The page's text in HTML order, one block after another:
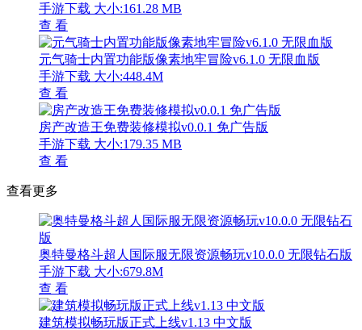
手游下载 大小:161.28 MB
查 看
元气骑士内置功能版像素地牢冒险v6.1.0 无限血版
手游下载 大小:448.4M
查 看
房产改造王免费装修模拟v0.0.1 免广告版
手游下载 大小:179.35 MB
查 看
查看更多
奥特曼格斗超人国际服无限资源畅玩v10.0.0 无限钻石版
手游下载 大小:679.8M
查 看
建筑模拟畅玩版正式上线v1.13 中文版